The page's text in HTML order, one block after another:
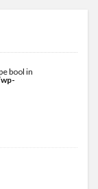
bool in